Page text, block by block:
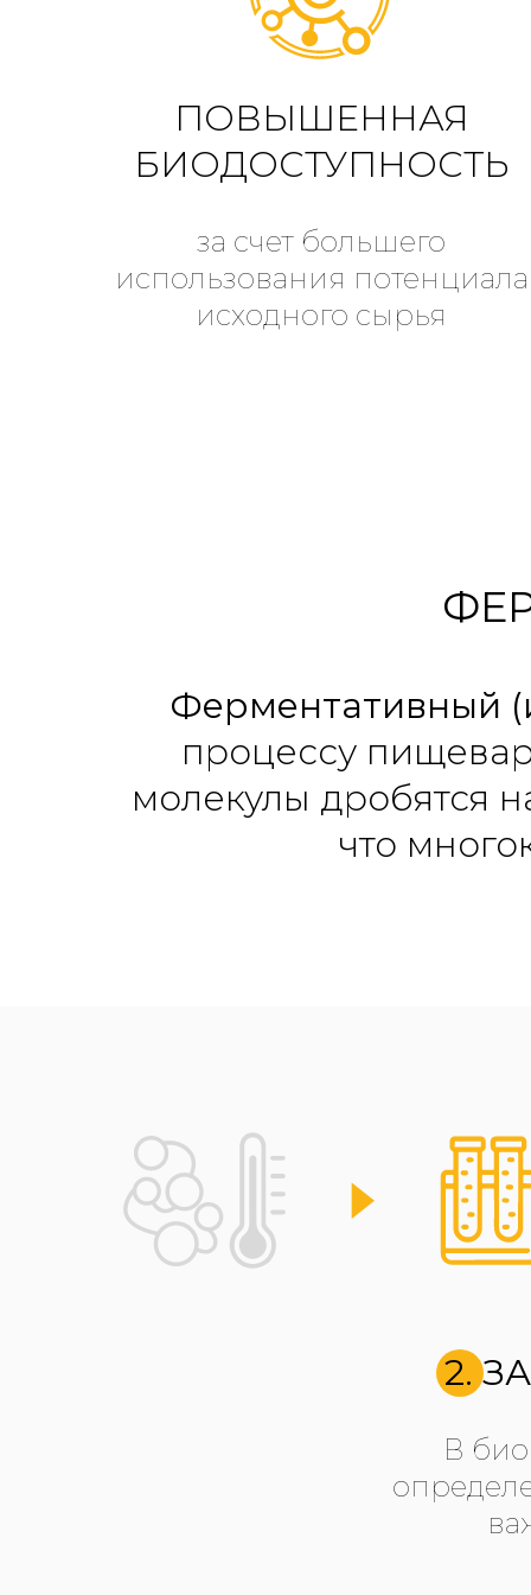
ПОВЫШЕННАЯ
БИОДОСТУПНОСТЬ
за счет большего
использования потенциала
исходного сырья
Ферментативный
процессу
молекулы дробятся
что
В
2.